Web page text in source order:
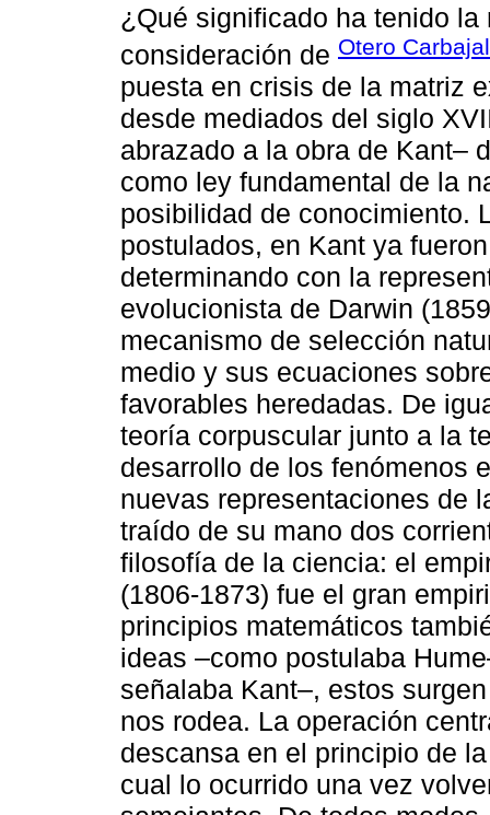
¿Qué significado ha tenido
consideración de Otero
puesta en crisis de la matriz
desde mediados del siglo
abrazado a la obra de Kant–
como ley fundamental de la
posibilidad de conocimiento.
postulados, en Kant ya
determinando con la
evolucionista de Darwin
mecanismo de selección
medio y sus ecuaciones
favorables heredadas. De
teoría corpuscular junto a la
desarrollo de los fenómenos
nuevas representaciones de
traído de su mano dos
filosofía de la ciencia: el
(1806-1873) fue el gran
principios matemáticos
ideas –como postulaba
señalaba Kant–, estos
nos rodea. La operación
descansa en el principio de
cual lo ocurrido una vez